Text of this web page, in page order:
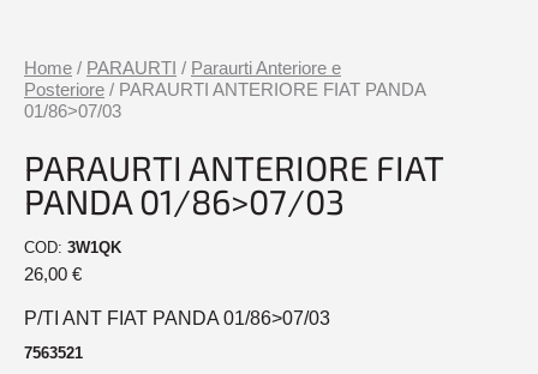
Home / PARAURTI / Paraurti Anteriore e
Posteriore / PARAURTI ANTERIORE FIAT PANDA
01/86>07/03
PARAURTI ANTERIORE FIAT
PANDA 01/86>07/03
COD: 3W1QK
26,00 €
P/TI ANT FIAT PANDA 01/86>07/03
7563521